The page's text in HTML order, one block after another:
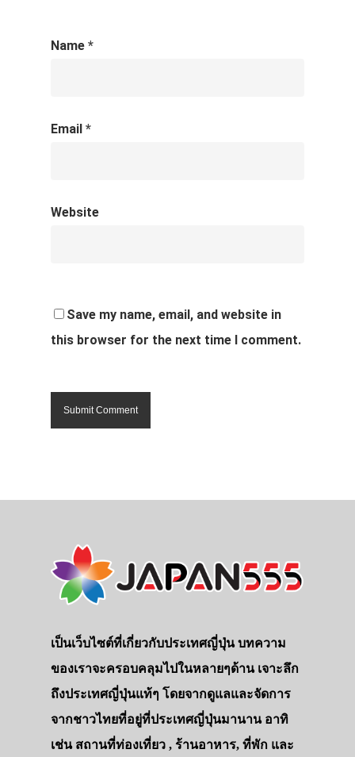
Name *
Email *
Website
Save my name, email, and website in
this browser for the next time I comment.
เป็นเว็บไซต์ที่เกี่ยวกับประเทศญี่ปุ่น บทความ
ของเราจะครอบคลุมไปในหลายๆด้าน เจาะลึก
ถึงประเทศญี่ปุ่นแท้ๆ โดยจากดูแลและจัดการ
จากชาวไทยที่อยู่ที่ประเทศญี่ปุ่นมานาน อาทิ
เช่น สถานที่ท่องเที่ยว , ร้านอาหาร, ที่พัก และ